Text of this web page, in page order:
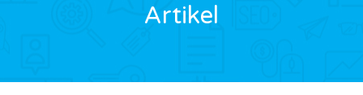
Artikel